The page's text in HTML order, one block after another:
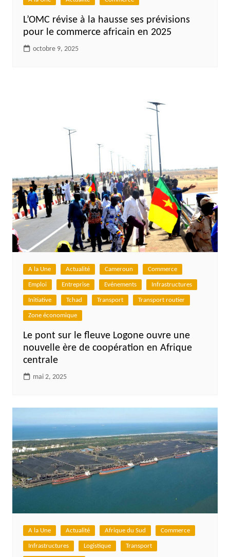
L’OMC révise à la hausse ses prévisions
pour le commerce africain en 2025
octobre 9, 2025
A la Une Actualité Cameroun Commerce
Emploi Entreprise Evénements Infrastructures
Initiative Tchad Transport Transport routier
Zone économique
Le pont sur le fleuve Logone ouvre une
nouvelle ère de coopération en Afrique
centrale
mai 2, 2025
A la Une Actualité Afrique du Sud Commerce
Infrastructures Logistique Transport